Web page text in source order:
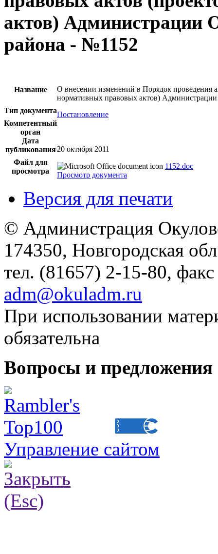
актов) Администрации
района - №1152
Название
О внесении изменений в Порядок проведения
нормативных правовых актов)
Тип документаПостановление
Компетентный
орган
Дата
публикования 20 октября 2011
Файл для
просмотра
1152.doc
Просмотр документа
Версия для печати
© Администрация
174350, Новгородская
тел. (81657) 2-15-80,
adm@okuladm.ru
При использовании
обязательна
Вопросы и
Управление сайтом